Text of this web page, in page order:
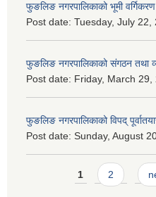
फुङलिङ नगरपालिकाको भूमी
Post date: Tuesday, July 22,
फुङलिङ नगरपालिकाको संगठन तथा
Post date: Friday, March 29,
फुङलिङ नगरपालिकाको विपद्
Post date: Sunday, August
Pages1 2